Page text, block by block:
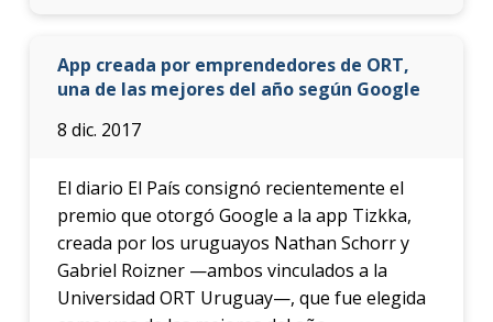
App creada por emprendedores de ORT,
una de las mejores del año según Google
8 dic. 2017
El diario El País consignó recientemente el
premio que otorgó Google a la app Tizkka,
creada por los uruguayos Nathan Schorr y
Gabriel Roizner —ambos vinculados a la
Universidad ORT Uruguay—, que fue elegida